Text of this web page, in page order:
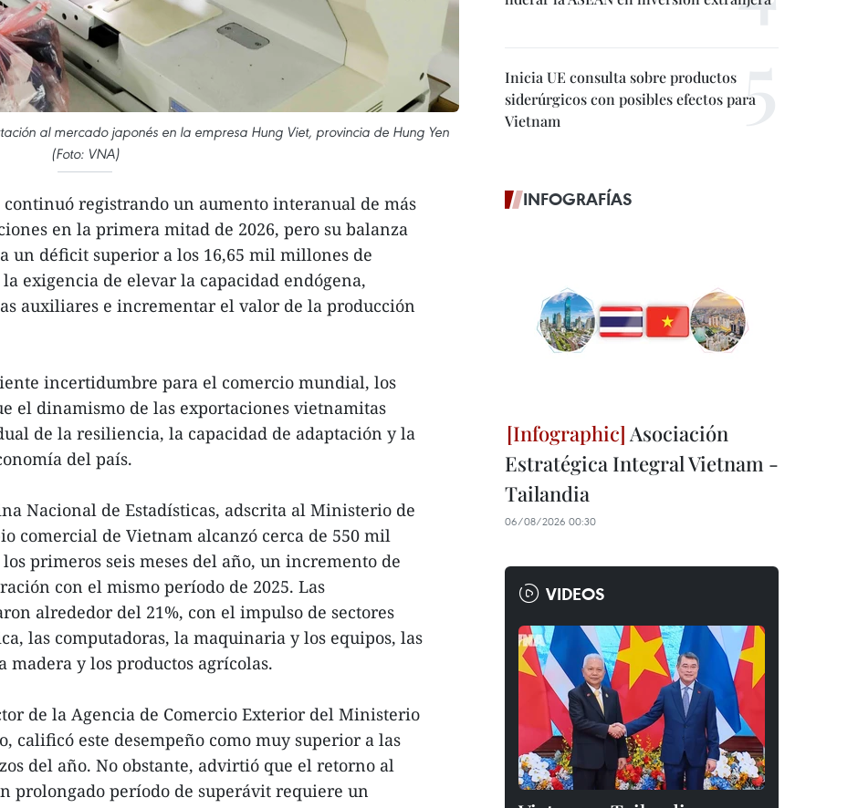
al mercado japonés en la empresa Hung Viet, provincia de Hung Yen
(Foto: VNA)
registrando un aumento interanual de más
en la primera mitad de 2026, pero su balanza
un déficit superior a los 16,65 mil millones de
exigencia de elevar la capacidad endógena,
auxiliares e incrementar el valor de la producción
incertidumbre para el comercio mundial, los
el dinamismo de las exportaciones vietnamitas
de la resiliencia, la capacidad de adaptación y la
del país.
Nacional de Estadísticas, adscrita al Ministerio de
comercial de Vietnam alcanzó cerca de 550 mil
primeros seis meses del año, un incremento de
con el mismo período de 2025. Las
alrededor del 21%, con el impulso de sectores
las computadoras, la maquinaria y los equipos, las
madera y los productos agrícolas.
de la Agencia de Comercio Exterior del Ministerio
calificó este desempeño como muy superior a las
del año. No obstante, advirtió que el retorno al
prolongado período de superávit requiere un
Inicia UE consulta sobre productos
siderúrgicos con posibles efectos para
Vietnam
INFOGRAFÍAS
Asociación
Estratégica Integral Vietnam -
Tailandia
06/08/2026 00:30
VIDEOS